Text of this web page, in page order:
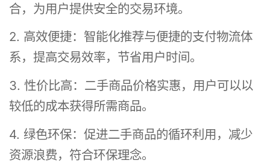
合，为用户提供安全的交易环境。
2. 高效便捷：智能化推荐与便捷的支付物流体
系，提高交易效率，节省用户时间。
3. 性价比高：二手商品价格实惠，用户可以以
较低的成本获得所需商品。
4. 绿色环保：促进二手商品的循环利用，减少
资源浪费，符合环保理念。